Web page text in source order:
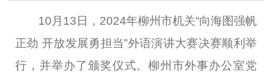
10月 13 日， 2024年柳州市机关“向海图强帆
正劲 开放发展勇担当”外语演讲大赛决赛顺利举
行，并举办了颁奖仪式。柳州市外事办公室党